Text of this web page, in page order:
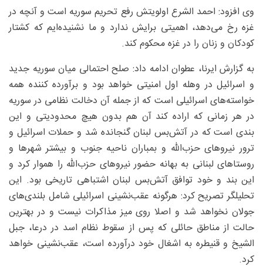
وی افزود: احمد الشرع اولویتش رفع تحریم سوریه است و آنچه در
غزه رخ می‌دهد، اهمیتی برایش ندارد و ما نشنیده‌ایم که کشتار
کودکان و زنان را در غزه محکوم کند.
به گزارش ایرنا، عطوان ادامه داد: صلح احتمالی میان سوریه جدید
و اسرائیل در وهله اول امنیتی خواهد بود و برآورده کننده همه
خواسته‌های اسرائیلی است که از جمله آن دخالت نظامی در سوریه
در هر زمانی که اراده کند آن هم بدون هیچ محدودیتی و این
بندی است که در آتش‌بس لبنان گنجانده شد و حملات اسرائیل و
ترور نیروهای حزب‌الله و بمباران ناحیه جنوب و بیشتر شهرها و
روستاهای لبنانی به بهانه حضور نیروهای حزب‌الله را هموار کرد و
این بند و خود توافق آتش‌بس لبنان اشتباهی تاریخی بود. این
تحلیلگر تصریح کرد: هرگونه عقب‌نشینی اسرائیلی شامل بلندی‌های
جولان نخواهد شد و اصلا روی میز مذاکرات نیست و در بهترین
حالت از مناطق حائلی که پس از سقوط نظام اسد در درعا، جبل
الشیخ و قنیطره به اشغال خود درآورده است، عقب‌نشینی خواهد
کرد.